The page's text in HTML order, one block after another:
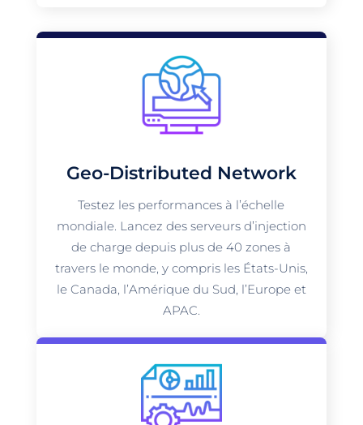
Geo-Distributed Network
Testez les performances à l’échelle
mondiale. Lancez des serveurs d’injection
de charge depuis plus de 40 zones à
travers le monde, y compris les États-Unis,
le Canada, l’Amérique du Sud, l’Europe et
APAC.